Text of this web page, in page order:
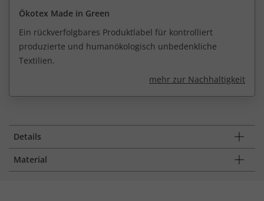
Ökotex Made in Green
Ein rückverfolgbares Produktlabel für kontrolliert
produzierte und humanökologisch unbedenkliche
Textilien.
mehr zur Nachhaltigkeit
Details
Material